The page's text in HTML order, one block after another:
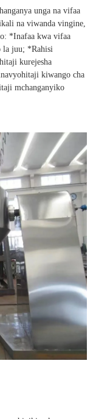
unga na vifaa
na viwanda vingine,
*Inafaa kwa vifaa
la juu; *Rahisi
kurejesha
kiwango cha
mchanganyiko